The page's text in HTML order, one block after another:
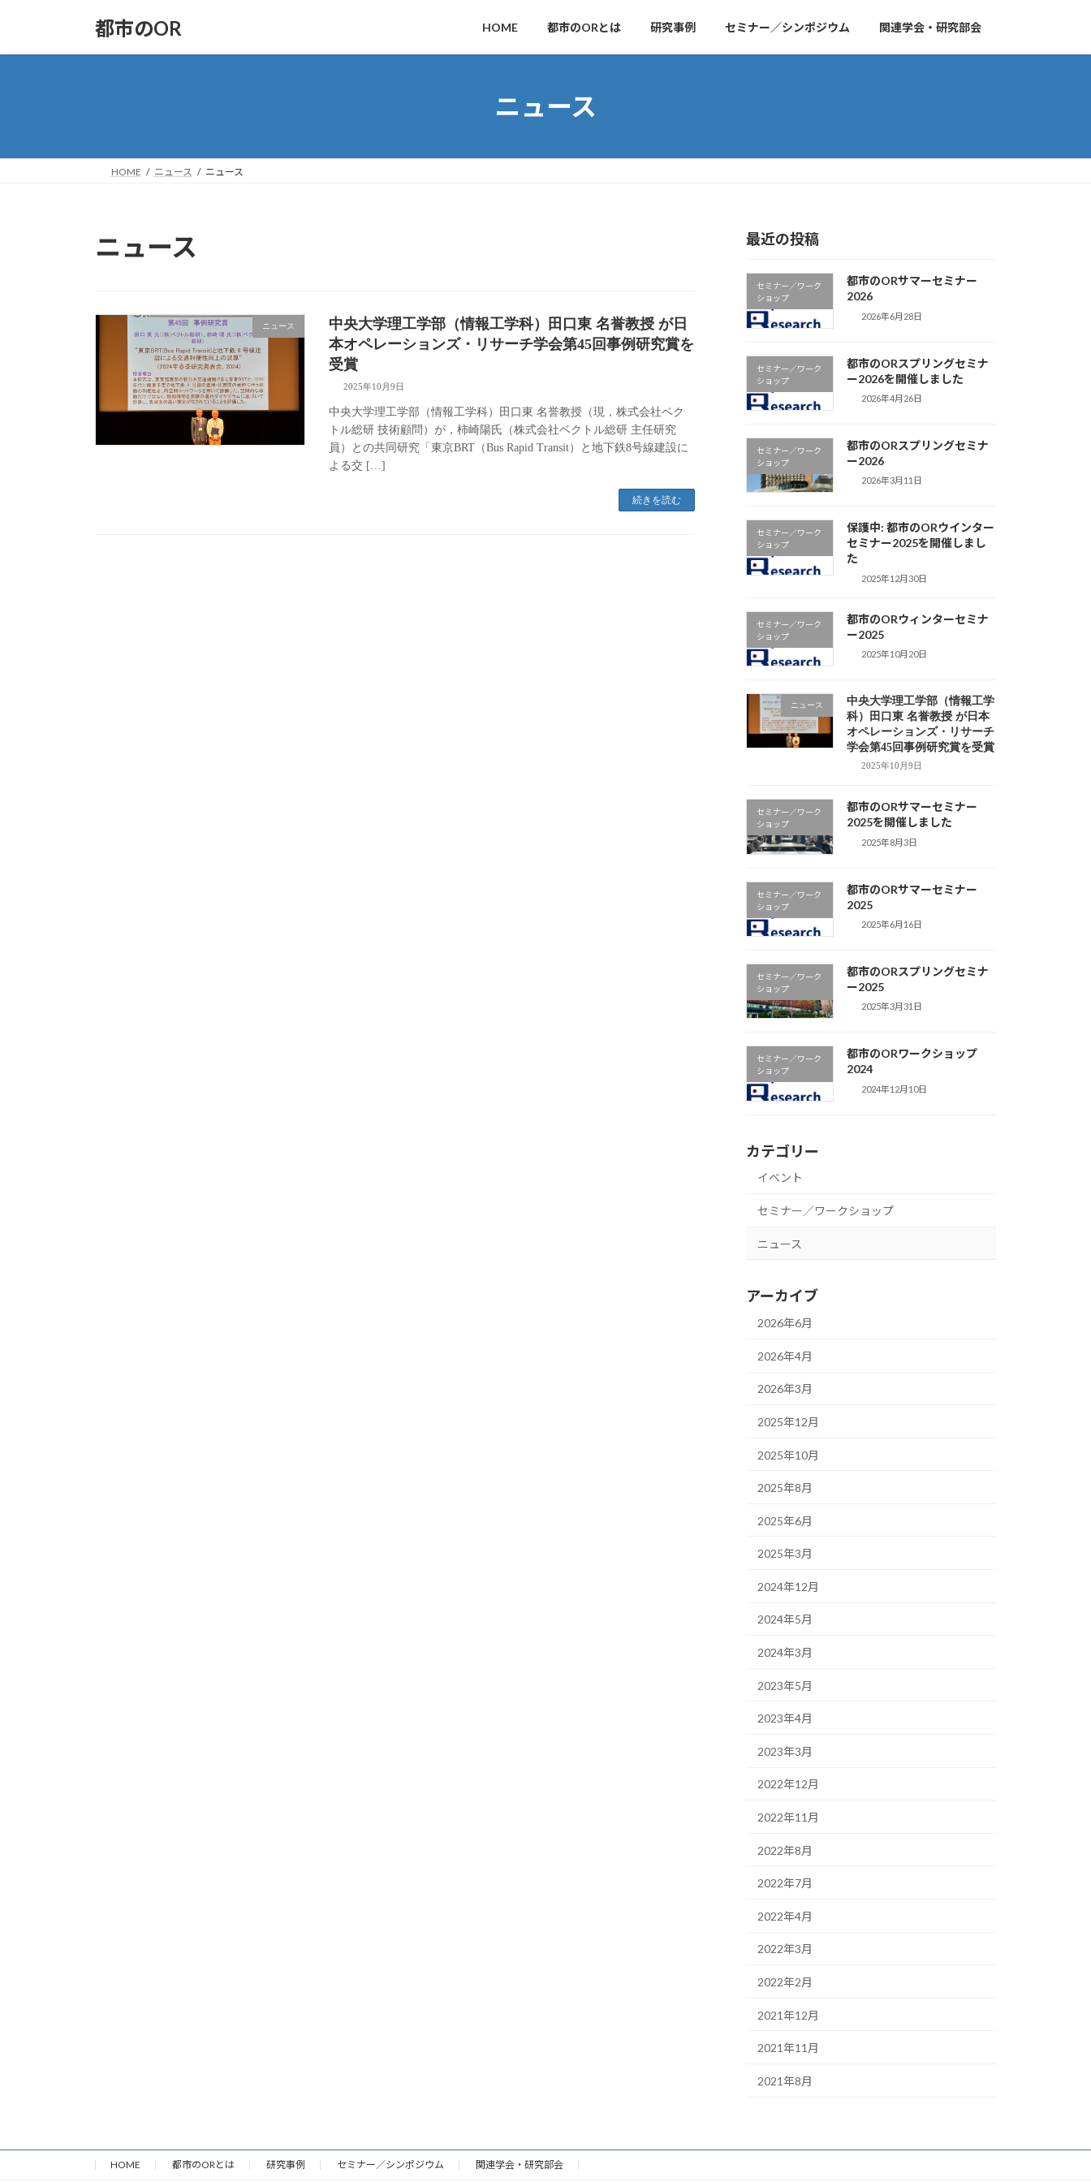
都市のOR HOME 都市のORとは 研究事例 セミナー／シンポジウム 関連学会・研究部会
ニュース
HOME ニュース ニュース
ニュース
ニュース
中央大学理工学部（情報工学科）田口東 名誉教授 が日
本オペレーションズ・リサーチ学会第45回事例研究賞を
受賞
2025年10月9日
中央大学理工学部（情報工学科）田口東 名誉教授（現，株式会社ベク
トル総研 技術顧問）が，柿崎陽氏（株式会社ベクトル総研 主任研究
員）との共同研究「東京BRT（Bus Rapid Transit）と地下鉄8号線建設に
よる交 […]
続きを読む
最近の投稿
セミナー／ワーク
ショップ
都市のORサマーセミナー
2026
2026年6月28日
セミナー／ワーク
ショップ
都市のORスプリングセミナ
ー2026を開催しました
2026年4月26日
セミナー／ワーク
ショップ
都市のORスプリングセミナ
ー2026
2026年3月11日
セミナー／ワーク
ショップ
保護中: 都市のORウインター
セミナー2025を開催しまし
た
2025年12月30日
セミナー／ワーク
ショップ
都市のORウィンターセミナ
ー2025
2025年10月20日
ニュース
中央大学理工学部（情報工学
科）田口東 名誉教授 が日本
オペレーションズ・リサーチ
学会第45回事例研究賞を受賞
2025年10月9日
セミナー／ワーク
ショップ
都市のORサマーセミナー
2025を開催しました
2025年8月3日
セミナー／ワーク
ショップ
都市のORサマーセミナー
2025
2025年6月16日
セミナー／ワーク
ショップ
都市のORスプリングセミナ
ー2025
2025年3月31日
セミナー／ワーク
ショップ
都市のORワークショップ
2024
2024年12月10日
カテゴリー
イベント
セミナー／ワークショップ
ニュース
アーカイブ
2026年6月
2026年4月
2026年3月
2025年12月
2025年10月
2025年8月
2025年6月
2025年3月
2024年12月
2024年5月
2024年3月
2023年5月
2023年4月
2023年3月
2022年12月
2022年11月
2022年8月
2022年7月
2022年4月
2022年3月
2022年2月
2021年12月
2021年11月
2021年8月
HOME 都市のORとは 研究事例 セミナー／シンポジウム 関連学会・研究部会